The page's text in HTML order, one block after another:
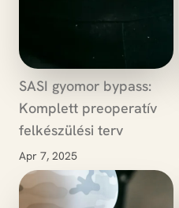
SASI gyomor bypass:
Komplett preoperatív
felkészülési terv
Apr 7, 2025